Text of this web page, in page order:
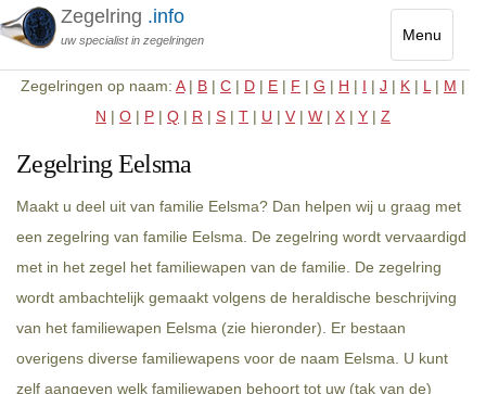
Menu
Toggle
Zegelring .info
uw specialist in zegelringen
Zegelringen op naam: A| B | C | D | E | F | G | H | I | J | K | L | M |
N | O | P | Q | R | S | T | U | V | W | X | Y | Z
Zegelring Eelsma
Maakt u deel uit van familie Eelsma? Dan helpen wij u graag met
een zegelring van familie Eelsma. De zegelring wordt vervaardigd
met in het zegel het familiewapen van de familie. De zegelring
wordt ambachtelijk gemaakt volgens de heraldische beschrijving
van het familiewapen Eelsma (zie hieronder). Er bestaan
overigens diverse familiewapens voor de naam Eelsma. U kunt
zelf aangeven welk familiewapen behoort tot uw (tak van de)